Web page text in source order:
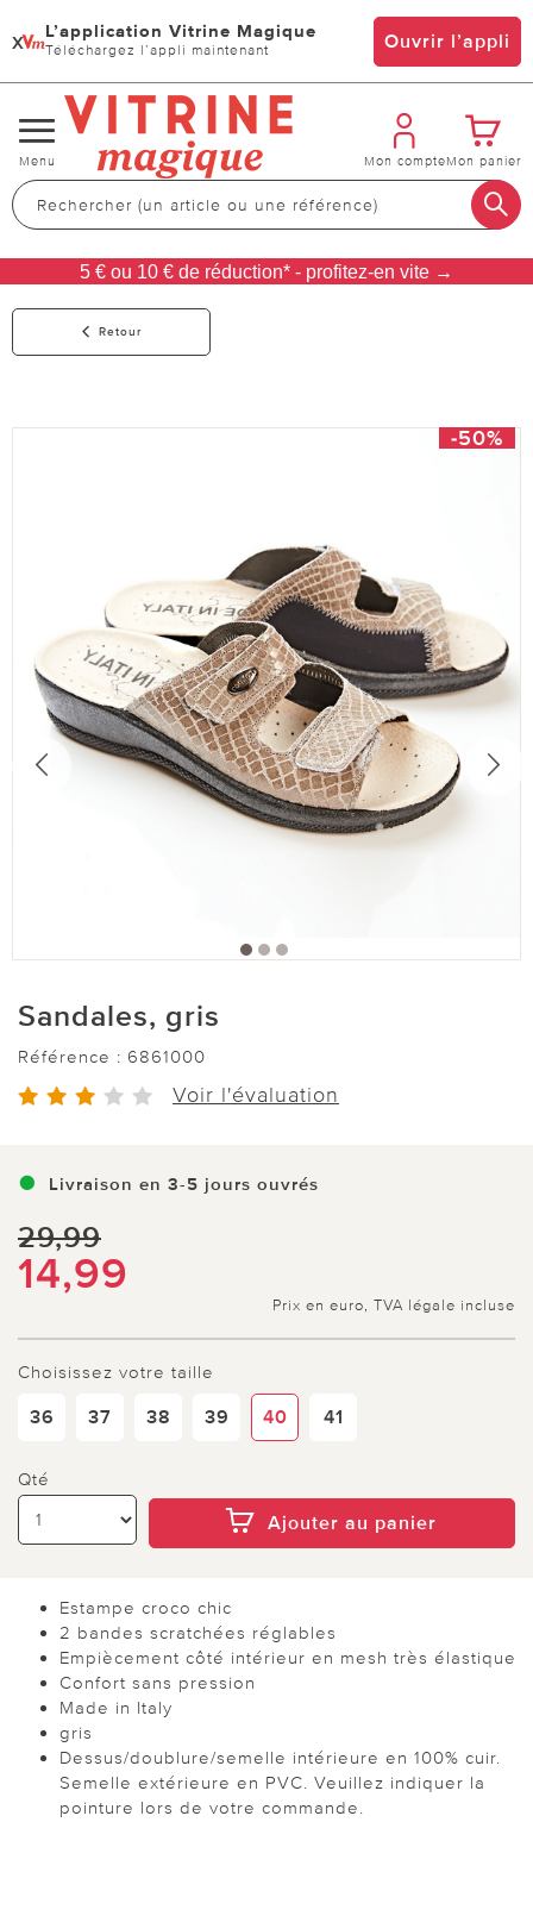
x L’application Vitrine Magique
Téléchargez l’appli maintenant Ouvrir l’appli
Changer
de
navigation
Menu Mon compteMon panier
5 € ou 10 € de réduction* - profitez-en vite →
Retour
-50%
Sandales, gris
Référence : 6861000
Voir l'évaluation
Livraison en 3-5 jours ouvrés
29,99
14,99
Prix en euro, TVA légale incluse
Choisissez votre taille
36 37 38 39 40 41
Qté
Ajouter au panier
Estampe croco chic
2 bandes scratchées réglables
Empiècement côté intérieur en mesh très élastique
Confort sans pression
Made in Italy
gris
Dessus/doublure/semelle intérieure en 100% cuir.
Semelle extérieure en PVC. Veuillez indiquer la
pointure lors de votre commande.